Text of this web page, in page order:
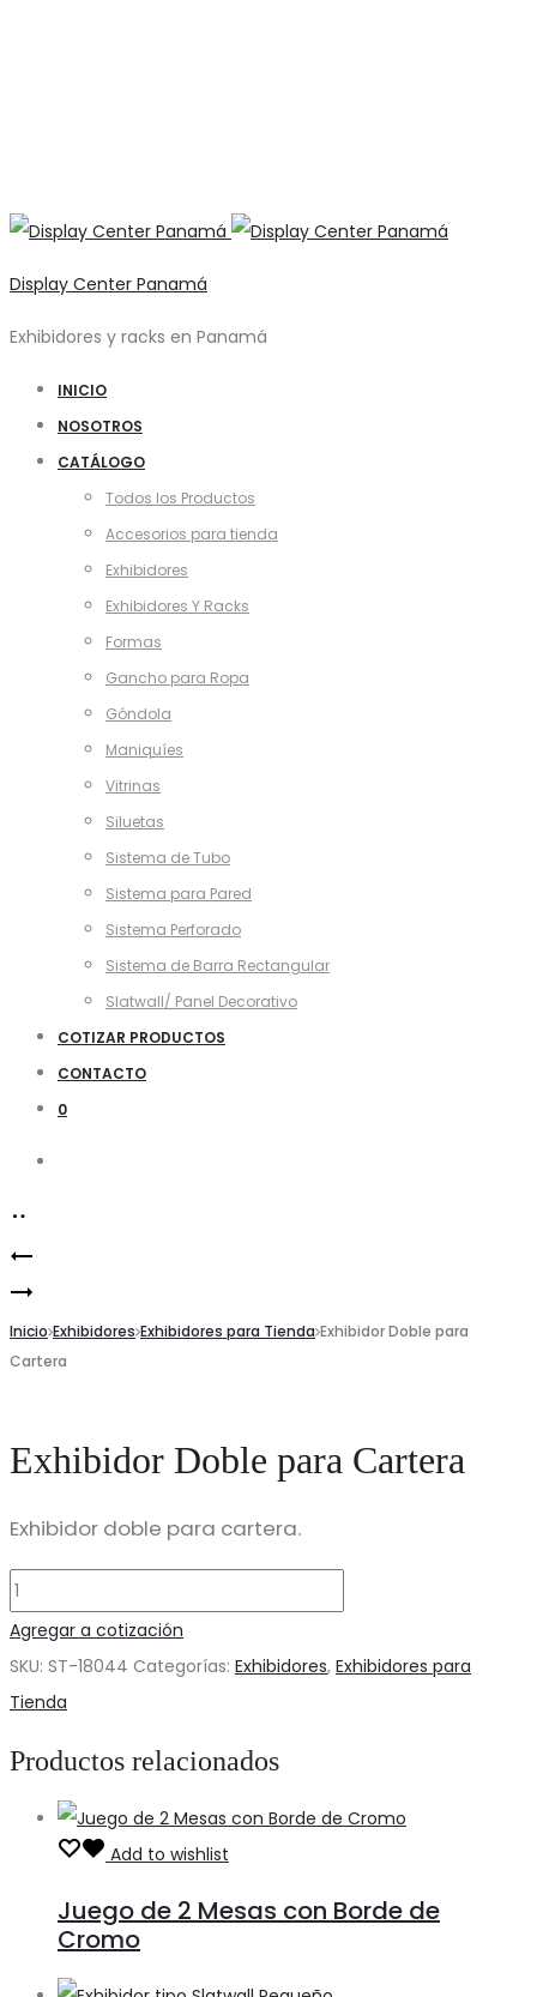
Display Center Panamá
Exhibidores y racks en Panamá
INICIO
NOSOTROS
CATÁLOGO
Todos los Productos
Accesorios para tienda
Exhibidores
Exhibidores Y Racks
Formas
Gancho para Ropa
Góndola
Maniquíes
Vitrinas
Siluetas
Sistema de Tubo
Sistema para Pared
Sistema Perforado
Sistema de Barra Rectangular
Slatwall/ Panel Decorativo
COTIZAR PRODUCTOS
CONTACTO
0
Product
navigation
Cartera
Exhibidor
para
Wallets
Inicio Exhibidores Exhibidores para Tienda Exhibidor Doble para
Cartera
Exhibidor Doble para Cartera
Exhibidor doble para cartera.
Exhibidor
Doble
para
Cartera
Agregar a cotización
SKU: ST-18044 Categorías: Exhibidores, Exhibidores para
Tienda
Productos relacionados
Add to wishlist
Juego de 2 Mesas con Borde de
Cromo